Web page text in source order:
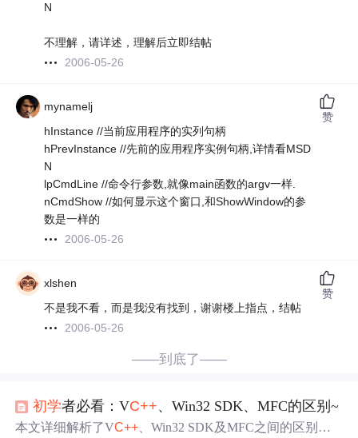
N
不理解，请详述，理解后立即结帖
2006-05-26
mynamelj
hInstance //当前应用程序的实列句柄
hPrevInstance //先前的应用程序实例句柄,详情看MSD
N
lpCmdLine //命令行参数,就像main函数的argv一样.
nCmdShow //如何显示这个窗口,和ShowWindow的参
数是一样的
2006-05-26
赞
xlshen
不是我不看，而是我没有找到，谢谢楼上指点，结帖
2006-05-26
赞
——到底了——
初学者必看：VC++、Win32 SDK、MFC的区别~
本文详细解析了VC++ 、Win32 SDK及MFC之间的区别，